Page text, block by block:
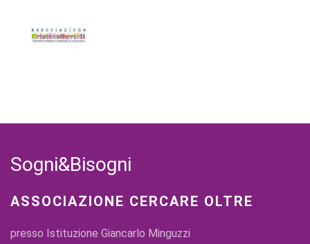
Sogni&Bisogni
ASSOCIAZIONE CERCARE OLTRE
presso Istituzione Giancarlo Minguzzi